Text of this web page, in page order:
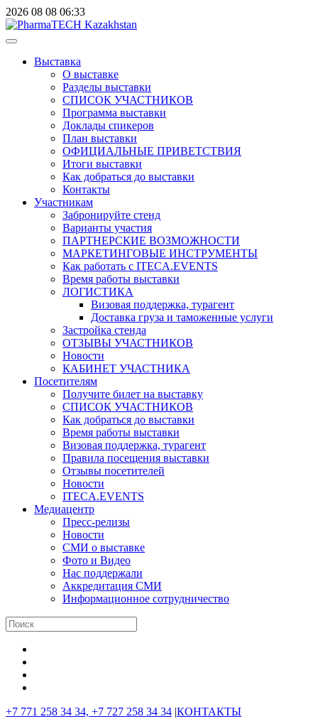
2026 08 08 06:33
Выставка
О выставке
Разделы выставки
СПИСОК УЧАСТНИКОВ
Программа выставки
Доклады спикеров
План выставки
ОФИЦИАЛЬНЫЕ ПРИВЕТСТВИЯ
Итоги выставки
Как добраться до выставки
Контакты
Участникам
Забронируйте стенд
Варианты участия
ПАРТНЕРСКИЕ ВОЗМОЖНОСТИ
МАРКЕТИНГОВЫЕ ИНСТРУМЕНТЫ
Как работать с ITECA.EVENTS
Время работы выставки
ЛОГИСТИКА
Визовая поддержка, турагент
Доставка груза и таможенные услуги
Застройка стенда
ОТЗЫВЫ УЧАСТНИКОВ
Новости
КАБИНЕТ УЧАСТНИКА
Посетителям
Получите билет на выставку
СПИСОК УЧАСТНИКОВ
Как добраться до выставки
Время работы выставки
Визовая поддержка, турагент
Правила посещения выставки
Отзывы посетителей
Новости
ITECA.EVENTS
Медиацентр
Пресс-релизы
Новости
СМИ о выставке
Фото и Видео
Нас поддержали
Аккредитация СМИ
Информационное сотрудничество
+7 771 258 34 34, +7 727 258 34 34 |КОНТАКТЫ